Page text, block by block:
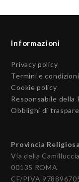
Informazioni
Privacy policy
Termini e
Cookie policy
Responsabile della
Obblighi di
Provincia
Via della
00135 ROMA
CF/PIVA